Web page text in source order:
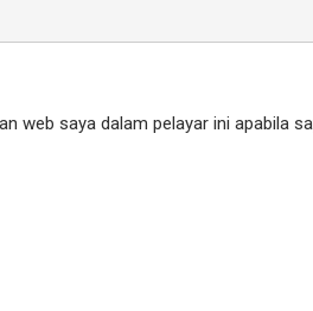
web saya dalam pelayar ini apabila